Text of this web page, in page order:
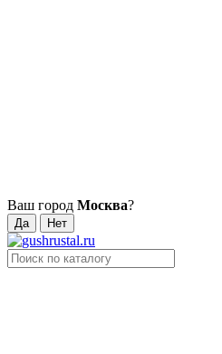
Ваш город Москва?